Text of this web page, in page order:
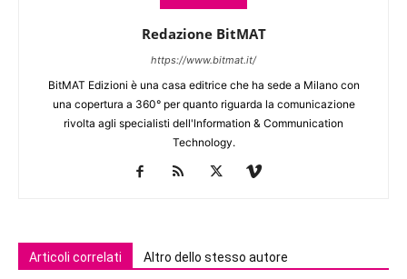
Redazione BitMAT
https://www.bitmat.it/
BitMAT Edizioni è una casa editrice che ha sede a Milano con
una copertura a 360° per quanto riguarda la comunicazione
rivolta agli specialisti dell'lnformation & Communication
Technology.
Articoli correlati Altro dello stesso autore